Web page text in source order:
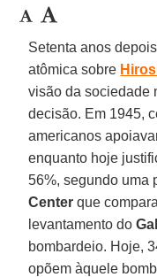
Setenta anos
atômica sobre
visão da sociedade
decisão. Em 1945,
americanos
enquanto hoje
56%, segundo uma
Center que
levantamento do
bombardeio. Hoje,
opõem àquele